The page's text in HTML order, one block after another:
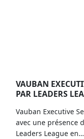
VAUBAN
PAR LEADERS
Vauban Executive
avec une présence
Leaders League en…